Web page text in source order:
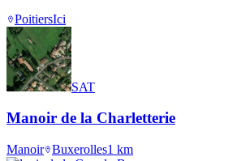
PoitiersIci
SAT
Manoir de la Charletterie
Manoir Buxerolles1 km